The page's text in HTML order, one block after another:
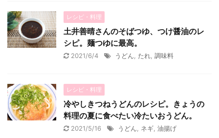
レシピ・料理
土井善晴さんのそばつゆ、つけ醤油のレ
シピ。麺つゆに最高。
2021/6/4 うどん たれ 調味料
レシピ・料理
冷やしきつねうどんのレシピ。きょうの
料理の夏に食べたい冷たいおうどん。
2021/5/16 うどん ネギ 油揚げ